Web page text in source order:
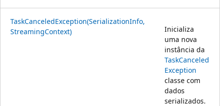
TaskCanceledException(SerializationInfo,
StreamingContext)
Inicializa
uma nova
instância da
TaskCanceled
Exception
classe com
dados
serializados.